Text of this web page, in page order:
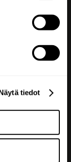
tiedot